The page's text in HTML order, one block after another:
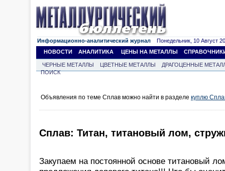
Информационно-аналитический журнал Понедельник, 10 Август
НОВОСТИ
АНАЛИТИКА ЦЕНЫ НА МЕТАЛЛЫ
ЧЕРНЫЕ МЕТАЛЛЫ ЦВЕТНЫЕ МЕТАЛЛЫ
ДРАГОЦЕННЫЕ
ПОИСК
Объявления по теме Сплав можно найти в разделе куплю
Сплав: Титан, титановый лом,
Закупаем на постоянной основе титановый